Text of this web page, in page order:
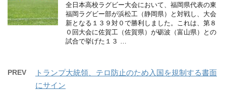
全日本高校ラグビー大会において、福岡県代表の東
福岡ラグビー部が浜松工（静岡県）と対戦し、大会
新となる１３９対０で勝利しました。これは、第８
０回大会に佐賀工（佐賀県）が砺波（富山県）との
試合で挙げた１３ …
PREV
トランプ大統領、テロ防止のため入国を規制する書面
にサイン